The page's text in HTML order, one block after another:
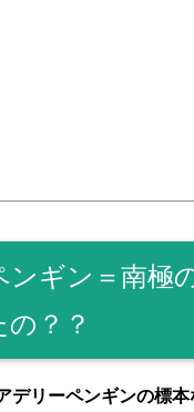
ンギン＝南極
？？
デリーペンギンの標